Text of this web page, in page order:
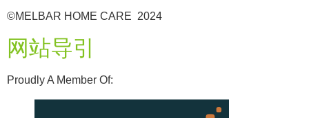
©MELBAR HOME CARE 2024
网站导引
Proudly A Member Of: